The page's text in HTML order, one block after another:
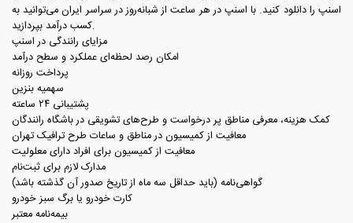
اسنپ را دانلود کنید. با اسنپ در هر ساعت از شبانه‌روز در سراسر ایران می‌توانید به
کسب درآمد بپردازید.
‏مزایای رانندگی در اسنپ
امکان رصد لحظه‌ای عملکرد و سطح درآمد
پرداخت روزانه
سهمیه بنزین
پشتیبانی ۲۴ ساعته
کمک‌ هزینه‌، معرفی مناطق پر درخواست و طرح‌های تشویقی در باشگاه رانندگان
معافیت از کمیسیون در مناطق و ساعات طرح ترافیک تهران
معافیت از کمیسیون برای افراد دارای معلولیت
‏ مدارک لازم برای ثبت‌نام
گواهی‌نامه‌ (باید حداقل سه ماه از تاریخ صدور آن گذشته باشد)
کارت خودرو یا برگ سبز خودرو
بیمه‌نامه معتبر